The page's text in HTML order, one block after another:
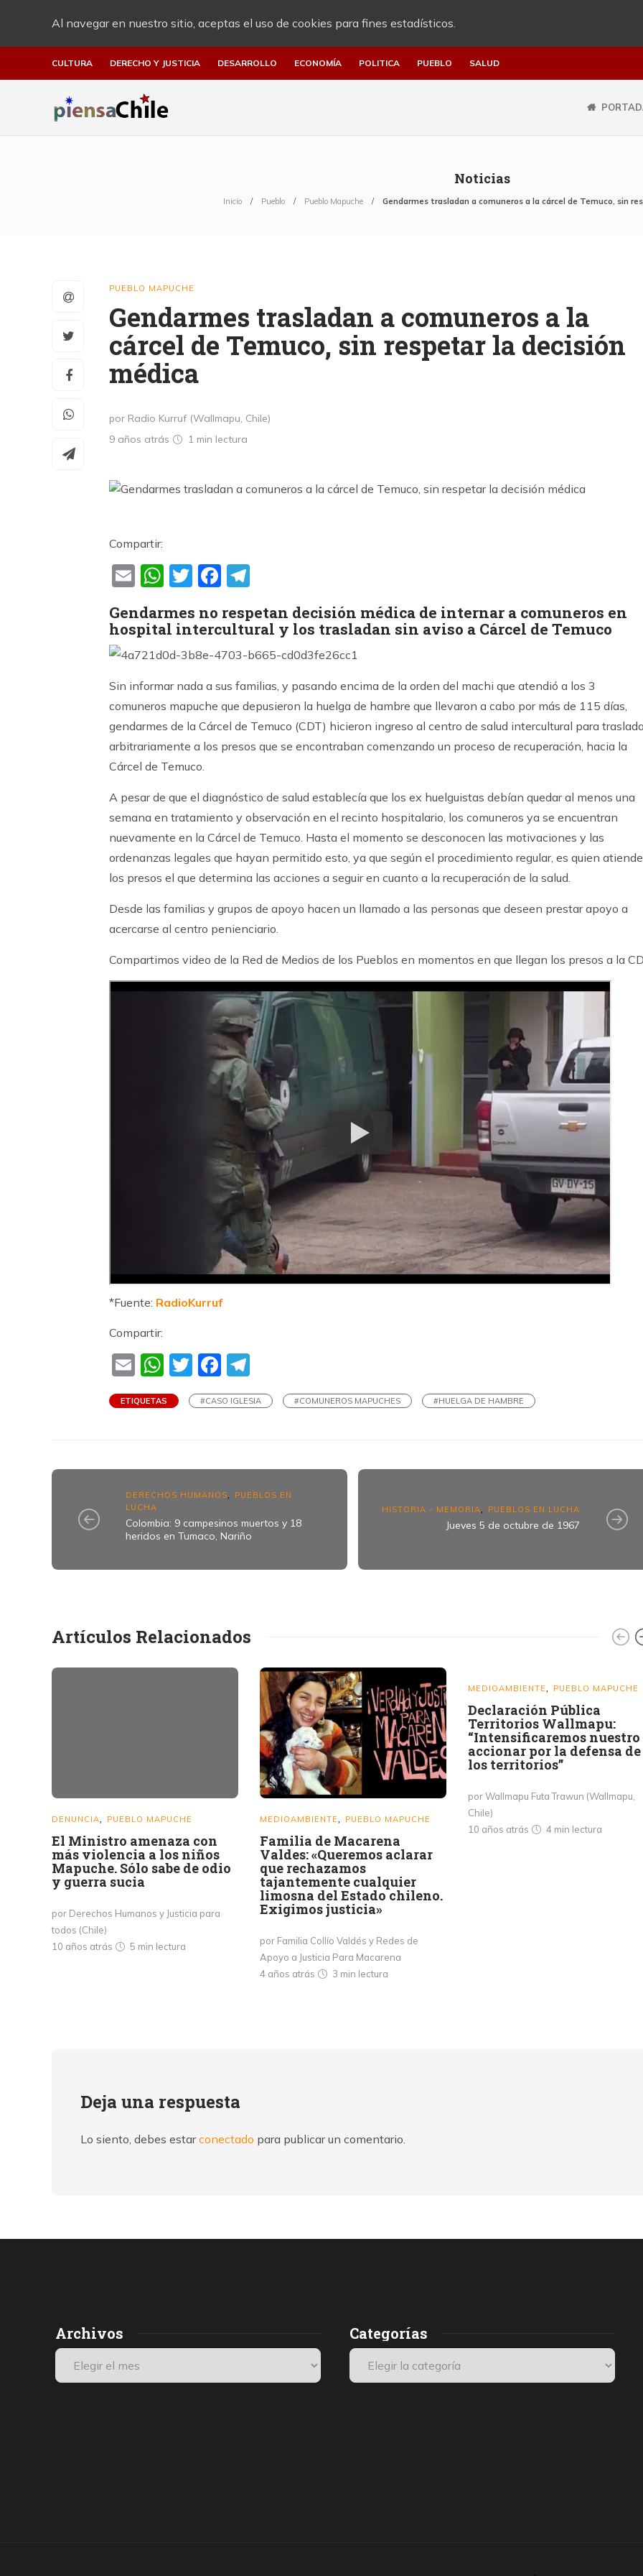
Al navegar en nuestro sitio, aceptas el uso de cookies para fines estadísticos.
CULTURA DERECHO Y JUSTICIA DESARROLLO ECONOMÍA POLITICA PUEBLO SALUD
Noticias
Inicio Pueblo Pueblo Mapuche Gendarmes trasladan a comuneros a la cárcel de Temuco, sin
PUEBLO MAPUCHE
Gendarmes trasladan a comuneros a la
cárcel de Temuco, sin respetar la decisión
médica
por Radio Kurruf (Wallmapu, Chile)
9 años atrás
1 min lectura
Compartir:
EmailWhatsApp
TwitterFacebook
Gendarmes no respetan decisión médica de internar a comuneros en
hospital intercultural y los trasladan sin aviso a Cárcel de Temuco
Sin informar nada a sus familias, y pasando encima de la orden del machi que atendió a los 3
comuneros mapuche que depusieron la huelga de hambre que llevaron a cabo por más de 115 días,
gendarmes de la Cárcel de Temuco (CDT) hicieron ingreso al centro de salud intercultural para
arbitrariamente a los presos que se encontraban comenzando un proceso de recuperación, hacia la
Cárcel de Temuco.
A pesar de que el diagnóstico de salud establecía que los ex huelguistas debían quedar al menos una
semana en tratamiento y observación en el recinto hospitalario, los comuneros ya se encuentran
nuevamente en la Cárcel de Temuco. Hasta el momento se desconocen las motivaciones y las
ordenanzas legales que hayan permitido esto, ya que según el procedimiento regular, es quien
los presos el que determina las acciones a seguir en cuanto a la recuperación de la salud.
Desde las familias y grupos de apoyo hacen un llamado a las personas que deseen prestar apoyo a
acercarse al centro penienciario.
Compartimos video de la Red de Medios de los Pueblos en momentos en que llegan los presos a la
*Fuente: RadioKurruf
Compartir:
EmailWhatsApp
TwitterFacebook
ETIQUETAS #CASO IGLESIA #COMUNEROS MAPUCHES #HUELGA DE HAMBRE
DERECHOS HUMANOS
PUEBLOS EN
LUCHA
Colombia: 9 campesinos muertos y 18
heridos en Tumaco, Nariño
HISTORIA - MEMORIA PUEBLOS EN LUCHA
Jueves 5 de octubre de 1967
Artículos Relacionados
DENUNCIA PUEBLO MAPUCHE
El Ministro amenaza con
más violencia a los niños
Mapuche. Sólo sabe de odio
y guerra sucia
por Derechos Humanos y Justicia para
todos (Chile)
10 años atrás
5 min lectura
MEDIOAMBIENTE PUEBLO MAPUCHE
Familia de Macarena
Valdes: «Queremos aclarar
que rechazamos
tajantemente cualquier
limosna del Estado chileno.
Exigimos justicia»
por Familia Collío Valdés y Redes de
Apoyo a Justicia Para Macarena
4 años atrás
3 min lectura
MEDIOAMBIENTE PUEBLO MAPUCHE
Declaración Pública
Territorios Wallmapu:
“Intensificaremos nuestro
accionar por la defensa de
los territorios”
por Wallmapu Futa Trawun (Wallmapu,
Chile)
10 años atrás
4 min lectura
Deja una respuesta
Lo siento, debes estarconectado para publicar un comentario.
Archivos Categorías